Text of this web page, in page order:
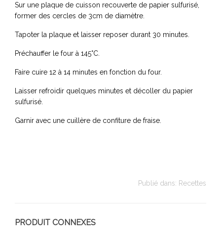
Sur une plaque de cuisson recouverte de papier sulfurisé,
former des cercles de 3cm de diamètre.
Tapoter la plaque et laisser reposer durant 30 minutes.
Préchauffer le four à 145°C.
Faire cuire 12 à 14 minutes en fonction du four.
Laisser refroidir quelques minutes et décoller du papier
sulfurisé.
Garnir avec une cuillère de confiture de fraise.
Publié dans: Recettes
PRODUIT CONNEXES